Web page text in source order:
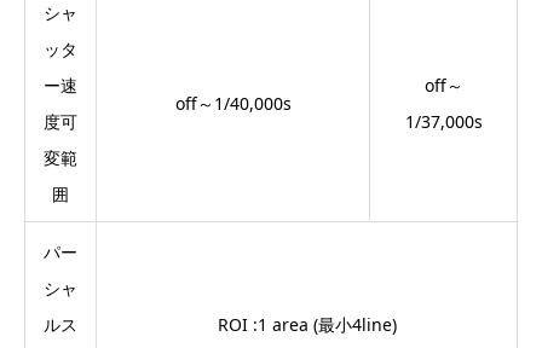
シャ
ッタ
ー速
度可
変範
囲
off～1/40,000s
off～
1/37,000s
パー
シャ
ルス
ROI :1 area (最小4line)